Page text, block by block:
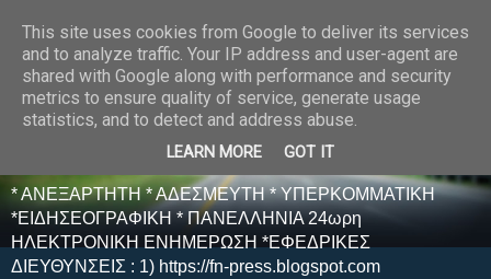
E F E N P R E S S -
ΗΛΕΚΤΡΟΝΙΚΗ
ΕΦΗΜΕΡΙΔΑ
* ΑΝΕΞΑΡΤΗΤΗ * ΑΔΕΣΜΕΥΤΗ * ΥΠΕΡΚΟΜΜΑΤΙΚΗ
*ΕΙΔΗΣΕΟΓΡΑΦΙΚΗ * ΠΑΝΕΛΛΗΝΙΑ 24ωρη
ΗΛΕΚΤΡΟΝΙΚΗ ΕΝΗΜΕΡΩΣΗ *ΕΦΕΔΡΙΚΕΣ
ΔΙΕΥΘΥΝΣΕΙΣ : 1) https://fn-press.blogspot.com
This site uses cookies from Google to deliver its services
and to analyze traffic. Your IP address and user-agent are
shared with Google along with performance and security
metrics to ensure quality of service, generate usage
statistics, and to detect and address abuse.
LEARN MORE GOT IT